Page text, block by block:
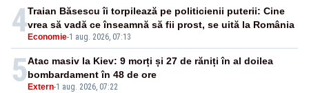
4 Economie-1 aug. 2026, 07:13
Traian Băsescu îi torpilează pe politicienii puterii: Cine
vrea să vadă ce înseamnă să fii prost, se uită la România
5 Extern-1 aug. 2026, 07:22
Atac masiv la Kiev: 9 morți și 27 de răniți în al doilea
bombardament în 48 de ore